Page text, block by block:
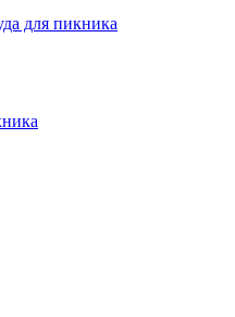
для пикника